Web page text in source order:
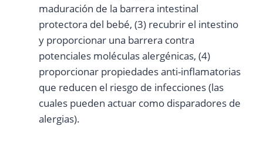
maduración de la barrera intestinal
protectora del bebé, (3) recubrir el intestino
y proporcionar una barrera contra
potenciales moléculas alergénicas, (4)
proporcionar propiedades anti-inflamatorias
que reducen el riesgo de infecciones (las
cuales pueden actuar como disparadores de
alergias).